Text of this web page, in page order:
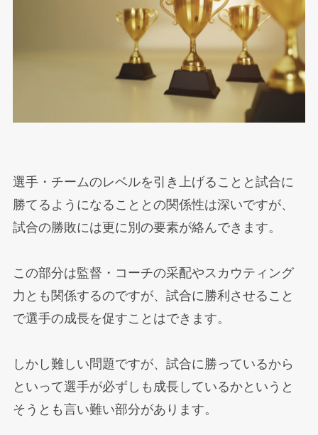
選手・チームのレベルを引き上げることと試合に
勝てるようになることとの関係性は深いですが、
試合の勝敗には更に別の要素が絡んできます。
この部分は監督・コーチの采配やスカウティング
力とも関係するのですが、試合に勝利させること
で選手の成長を促すことはできます。
しかし難しい問題ですが、試合に勝っているから
といって選手が必ずしも成長しているかというと
そうとも言い難い部分があります。